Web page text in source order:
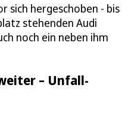
sich hergeschoben - bis
stehenden Audi
noch ein neben ihm
– Unfall-